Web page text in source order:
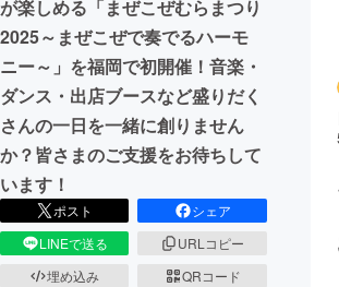
まちづくり・地域活性化
CAMPFIRE for Social Good
CAMPFIREふるさと納税machi-ya
が楽しめる「まぜこぜむらまつり
2025～まぜこぜで奏でるハーモ
ニー～」を福岡で初開催！音楽・
ダンス・出店ブースなど盛りだく
さんの一日を一緒に創りません
か？皆さまのご支援をお待ちして
います！
ポスト
シェア
LINEで送る
URLコピー
埋め込み
QRコード